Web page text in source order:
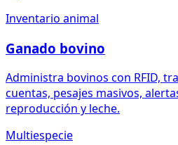
Inventario animal
Ganado bovino
Administra bovinos con RFID,
cuentas, pesajes masivos,
reproducción y leche.
Multiespecie